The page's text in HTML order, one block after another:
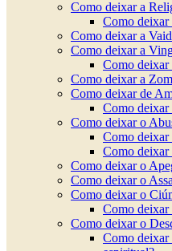
Como deixar a
Como deixar
Como deixar a
Como deixar a
Como
Como deixar a
Como deixar de
Como deixar
Como deixar o
Como deixar
Como deixar
Como deixar o
Como deixar o
Como deixar o
Como deixar
Como deixar o
Como deixar